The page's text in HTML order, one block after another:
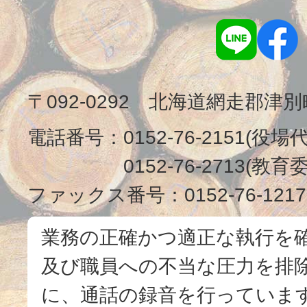
〒092-0292 北海道網走郡津別
電話番号：0152-76-2151(役場
0152-76-2713(教育
ファックス番号：0152-76-1217
業務の正確かつ適正な執行を
及び職員への不当な圧力を排
に、通話の録音を行っていま